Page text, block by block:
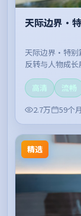
天际边界·
天际边界·特别
反转与人物成长
高清
流畅
2.7万
59个
精选